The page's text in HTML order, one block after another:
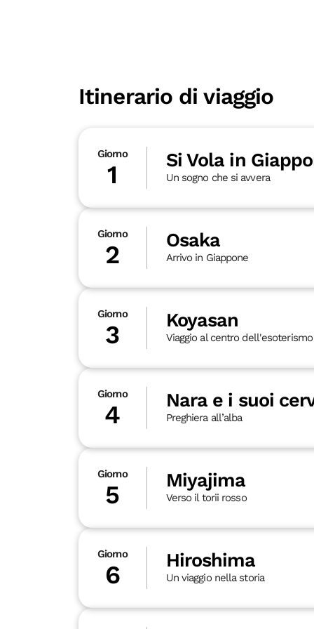
Itinerario di viaggio
Giorno
1 Si Vola in
Un sogno che si avvera
Giorno
2 Osaka
Arrivo in Giappone
Giorno
3 Koyasan
Viaggio al centro dell'esoterismo
Giorno
4 Nara e i suoi
Preghiera all’alba
Giorno
5 Miyajima
Verso il torii rosso
Giorno
6 Hiroshima
Un viaggio nella storia